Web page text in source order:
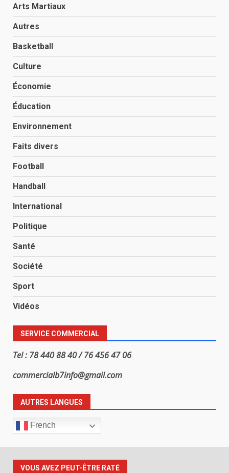
Arts Martiaux
Autres
Basketball
Culture
Économie
Éducation
Environnement
Faits divers
Football
Handball
International
Politique
Santé
Société
Sport
Vidéos
SERVICE COMMERCIAL
Tel : 78 440 88 40 / 76 456 47 06
commercialb7info@gmail.com
AUTRES LANGUES
French
VOUS AVEZ PEUT-ÊTRE RATÉ